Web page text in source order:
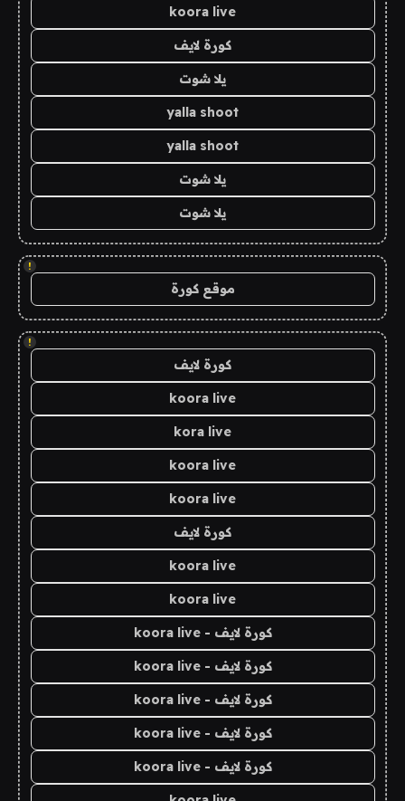
koora live
كورة لايف
يلا شوت
yalla shoot
yalla shoot
يلا شوت
يلا شوت
!
موقع كورة
!
كورة لايف
koora live
kora live
koora live
koora live
كورة لايف
koora live
koora live
كورة لايف - koora live
كورة لايف - koora live
كورة لايف - koora live
كورة لايف - koora live
كورة لايف - koora live